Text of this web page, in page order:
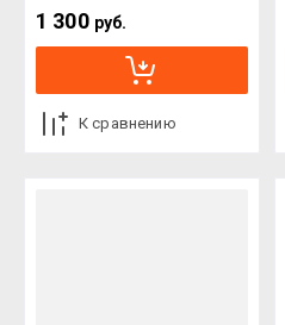
1 300 руб.
К сравнению